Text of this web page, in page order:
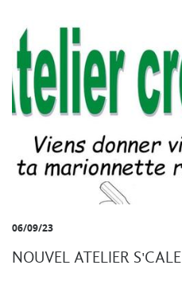
06/09/23
NOUVEL ATELIER S'CALE